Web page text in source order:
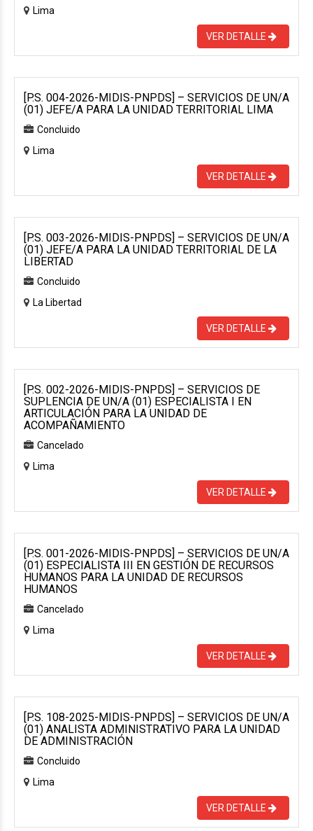
Lima
VER DETALLE
[P.S. 004-2026-MIDIS-PNPDS] – SERVICIOS DE UN/A
(01) JEFE/A PARA LA UNIDAD TERRITORIAL LIMA
Concluido
Lima
VER DETALLE
[P.S. 003-2026-MIDIS-PNPDS] – SERVICIOS DE UN/A
(01) JEFE/A PARA LA UNIDAD TERRITORIAL DE LA
LIBERTAD
Concluido
La Libertad
VER DETALLE
[P.S. 002-2026-MIDIS-PNPDS] – SERVICIOS DE
SUPLENCIA DE UN/A (01) ESPECIALISTA I EN
ARTICULACIÓN PARA LA UNIDAD DE
ACOMPAÑAMIENTO
Cancelado
Lima
VER DETALLE
[P.S. 001-2026-MIDIS-PNPDS] – SERVICIOS DE UN/A
(01) ESPECIALISTA III EN GESTIÓN DE RECURSOS
HUMANOS PARA LA UNIDAD DE RECURSOS
HUMANOS
Cancelado
Lima
VER DETALLE
[P.S. 108-2025-MIDIS-PNPDS] – SERVICIOS DE UN/A
(01) ANALISTA ADMINISTRATIVO PARA LA UNIDAD
DE ADMINISTRACIÓN
Concluido
Lima
VER DETALLE